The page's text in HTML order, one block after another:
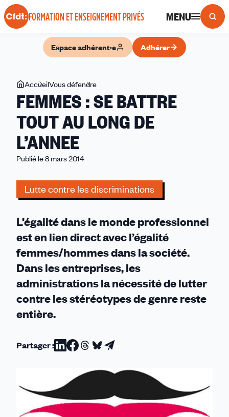
Panneau de gestion des cookies
FORMATION ET ENSEIGNEMENT PRIVÉS MENU
Espace adhérent·e Adhérer
Vous
êtes
ici
AccueilVous défendre
:
SE
BATTRE
L’ANNEE
FEMMES : SE BATTRE
TOUT AU LONG DE
L’ANNEE
Publié le 8 mars 2014
Lutte contre les discriminations
L’égalité dans le monde professionnel
est en lien direct avec l’égalité
femmes/hommes dans la société.
Dans les entreprises, les
administrations la nécessité de lutter
contre les stéréotypes de genre reste
entière.
Partager :Partager
Linkedin
Partager
Facebook
Partager
Partager
sur
Partager
par